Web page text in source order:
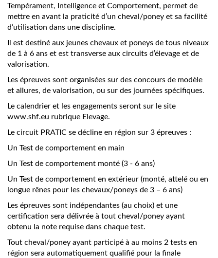
Tempérament, Intelligence et Comportement, permet de
mettre en avant la praticité d’un cheval/poney et sa facilité
d’utilisation dans une discipline.
Il est destiné aux jeunes chevaux et poneys de tous niveaux
de 1 à 6 ans et est transverse aux circuits d’élevage et de
valorisation.
Les épreuves sont organisées sur des concours de modèle
et allures, de valorisation, ou sur des journées spécifiques.
Le calendrier et les engagements seront sur le site
www.shf.eu rubrique Elevage.
Le circuit PRATIC se décline en région sur 3 épreuves :
Un Test de comportement en main
Un Test de comportement monté (3 - 6 ans)
Un Test de comportement en extérieur (monté, attelé ou en
longue rênes pour les chevaux/poneys de 3 – 6 ans)
Les épreuves sont indépendantes (au choix) et une
certification sera délivrée à tout cheval/poney ayant
obtenu la note requise dans chaque test.
Tout cheval/poney ayant participé à au moins 2 tests en
région sera automatiquement qualifié pour la finale